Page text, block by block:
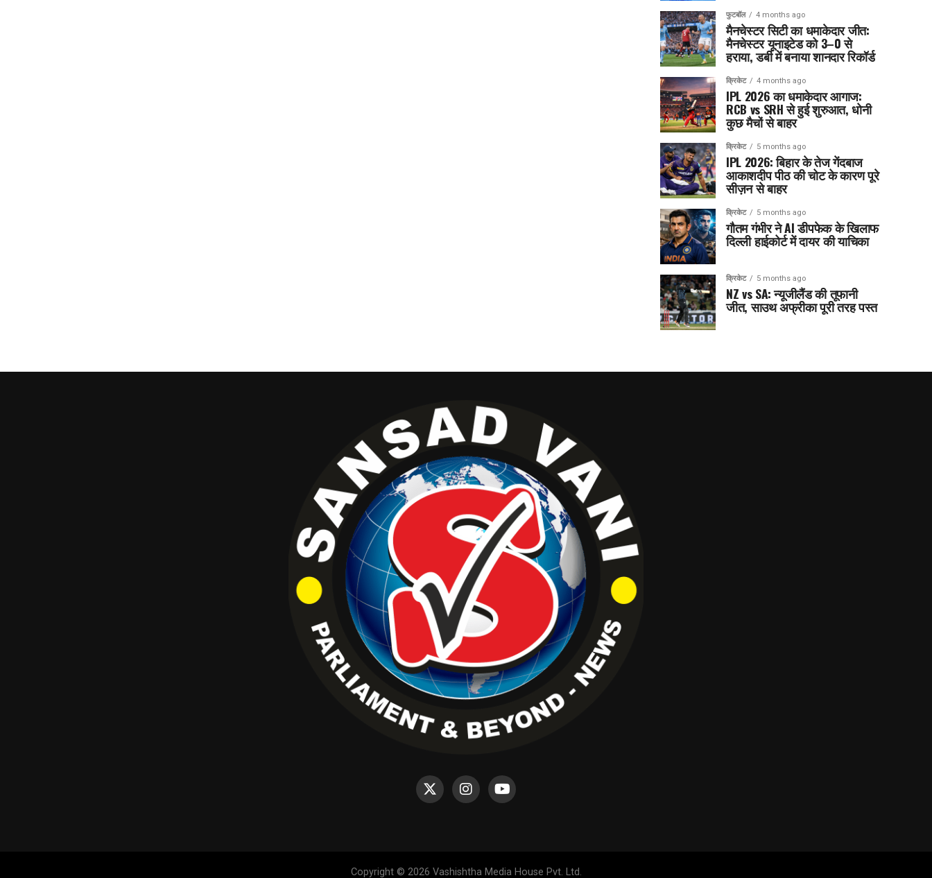
फुटबॉल 4 months ago
मैनचेस्टर सिटी का धमाकेदार जीत:
मैनचेस्टर यूनाइटेड को 3–0 से
हराया, डर्बी में बनाया शानदार रिकॉर्ड
क्रिकेट 4 months ago
IPL 2026 का धमाकेदार आगाज:
RCB vs SRH से हुई शुरुआत, धोनी
कुछ मैचों से बाहर
क्रिकेट 5 months ago
IPL 2026: बिहार के तेज गेंदबाज
आकाशदीप पीठ की चोट के कारण पूरे
सीज़न से बाहर
क्रिकेट 5 months ago
गौतम गंभीर ने AI डीपफेक के खिलाफ
दिल्ली हाईकोर्ट में दायर की याचिका
क्रिकेट 5 months ago
NZ vs SA: न्यूजीलैंड की तूफानी
जीत, साउथ अफ्रीका पूरी तरह पस्त
Copyright © 2026 Vashishtha Media House Pvt. Ltd.